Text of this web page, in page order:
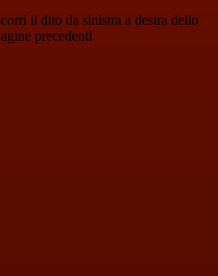
il dito da sinistra a destra dello
precedenti